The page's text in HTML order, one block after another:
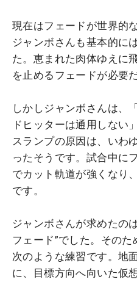
現在はフェードが世界的
ジャンボさんも基本的に
た。恵まれた肉体ゆえに
を止めるフェードが必要
しかしジャンボさんは、
ドヒッターは通用しない
スランプの原因は、いわ
ったそうです。試合中に
でカット軌道が強くなり
です。
ジャンボさんが求めたの
フェード”でした。そのた
次のような練習です。地
に、目標方向へ向いた仮